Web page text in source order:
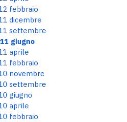
febbraio
dicembre
settembre
giugno
aprile
febbraio
novembre
settembre
giugno
aprile
febbraio